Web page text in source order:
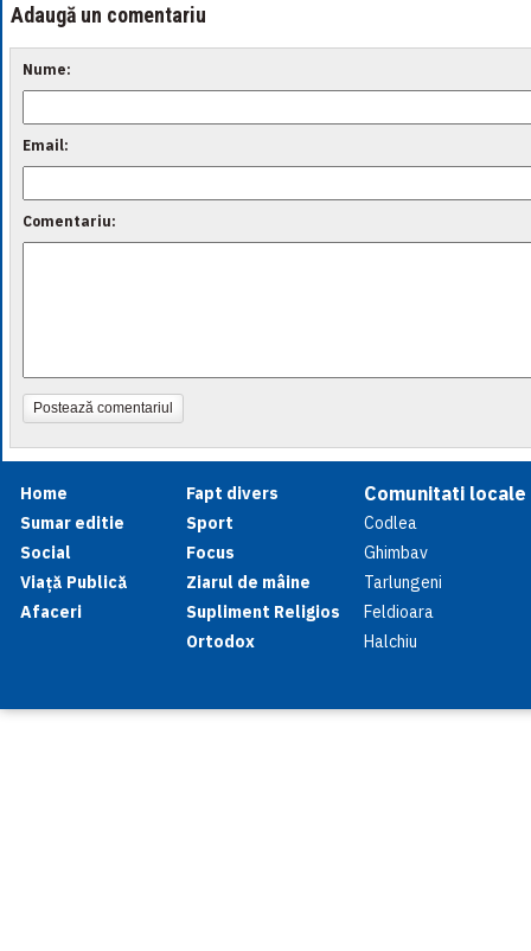
Adaugă un comentariu
Nume:
Email:
Comentariu:
Postează comentariul
Home
Sumar editie
Social
Viață Publică
Afaceri
Fapt divers
Sport
Focus
Ziarul de mâine
Supliment Religios
Ortodox
Comunitati locale
Codlea
Ghimbav
Tarlungeni
Feldioara
Halchiu